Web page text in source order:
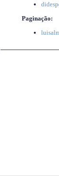
Paginação: